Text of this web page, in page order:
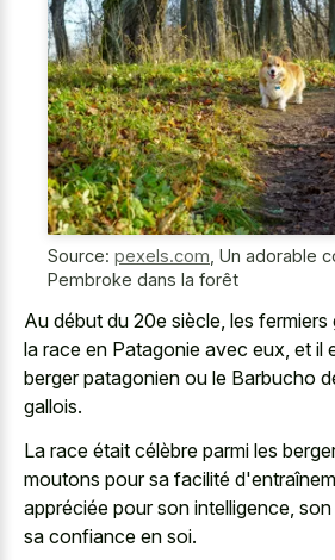
Source: pexels.com Un adorable
Pembroke dans la forêt
Au début du 20e siècle, les
la race en Patagonie avec eux, et il
berger patagonien ou le Barbucho
gallois.
La race était célèbre parmi les
moutons pour sa facilité
appréciée pour son intelligence,
sa confiance en soi.